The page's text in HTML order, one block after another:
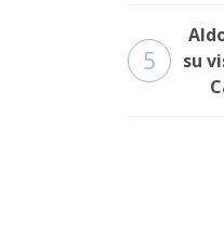
5
su